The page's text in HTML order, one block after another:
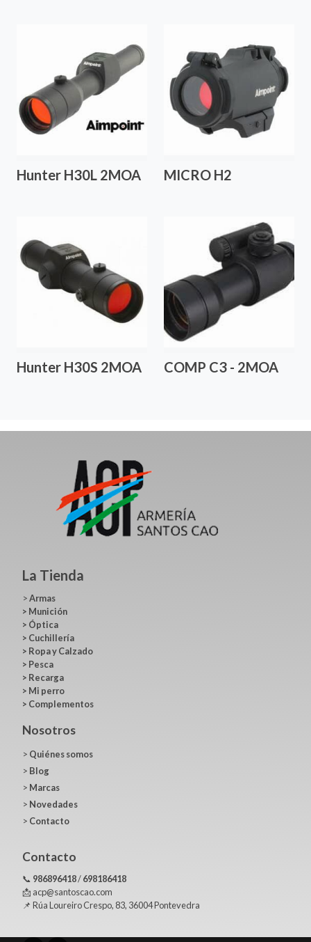
Hunter H30L 2MOA MICRO H2
Hunter H30S 2MOA COMP C3 - 2MOA
La Tienda
>Armas
> Munición
> Óptica
> Cuchillería
> Ropa y Calzado
> Pesca
> Recarga
> Mi perro
> Complementos
Nosotros
> Quiénes somos
> Blog
> Marcas
> Novedades
> Contacto
Contacto
📞 986896418/698186418
📩 acp@santoscao.com
📌 Rúa Loureiro Crespo, 83, 36004 Pontevedra